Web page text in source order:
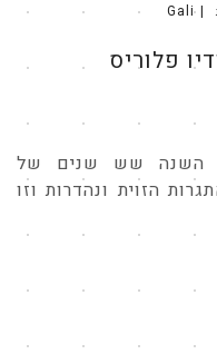
הולדת
שש
Gali
פלוריס
השנה שש שנים של
הזוית ונהדרות וזו